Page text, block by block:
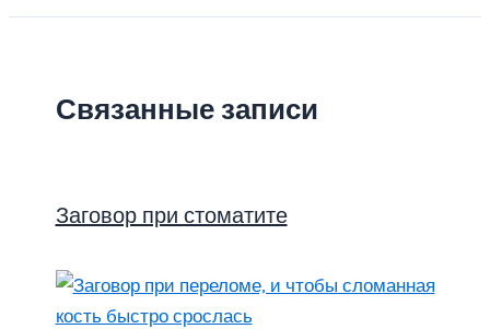
Связанные записи
Заговор при стоматите